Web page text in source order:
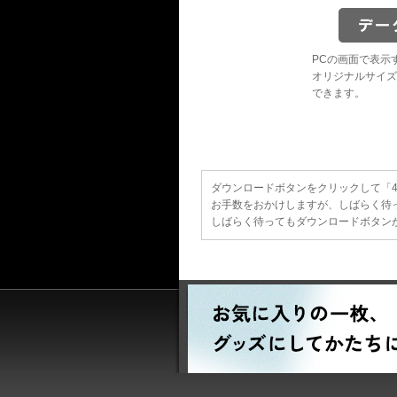
PCの画面で表示
オリジナルサイ
できます。
ダウンロードボタンをクリックして
お手数をおかけしますが、しばらく
しばらく待ってもダウンロードボタ